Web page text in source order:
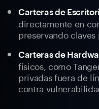
Carteras de
directamente en
preservando
Carteras de
físicos, como
privadas fuera de
contra